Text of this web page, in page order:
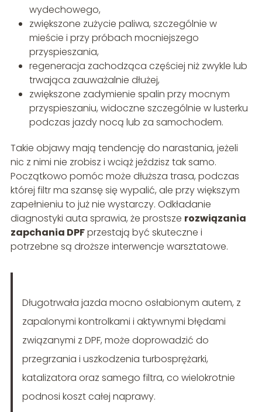
wydechowego,
zwiększone zużycie paliwa, szczególnie w
mieście i przy próbach mocniejszego
przyspieszania,
regeneracja zachodząca częściej niż zwykle lub
trwająca zauważalnie dłużej,
zwiększone zadymienie spalin przy mocnym
przyspieszaniu, widoczne szczególnie w lusterku
podczas jazdy nocą lub za samochodem.
Takie objawy mają tendencję do narastania, jeżeli
nic z nimi nie zrobisz i wciąż jeździsz tak samo.
Początkowo pomóc może dłuższa trasa, podczas
której filtr ma szansę się wypalić, ale przy większym
zapełnieniu to już nie wystarczy. Odkładanie
diagnostyki auta sprawia, że prostsze rozwiązania
zapchania DPFprzestają być skuteczne i
potrzebne są droższe interwencje warsztatowe.
Długotrwała jazda mocno osłabionym autem, z
zapalonymi kontrolkami i aktywnymi błędami
związanymi z DPF, może doprowadzić do
przegrzania i uszkodzenia turbosprężarki,
katalizatora oraz samego filtra, co wielokrotnie
podnosi koszt całej naprawy.